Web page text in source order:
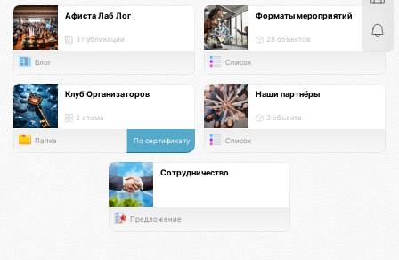
Афиста Лаб Лог
3 публикации
Блог
Форматы мероприятий
28 объектов
Список
Клуб Организаторов
2 атома
Папка По сертификату
Наши партнёры
3 объекта
Список
Сотрудничество
Предложение